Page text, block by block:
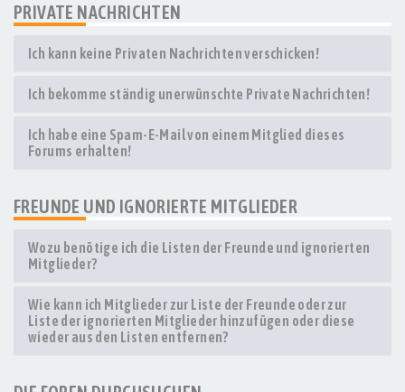
PRIVATE NACHRICHTEN
Ich kann keine Privaten Nachrichten verschicken!
Ich bekomme ständig unerwünschte Private Nachrichten!
Ich habe eine Spam-E-Mail von einem Mitglied dieses
Forums erhalten!
FREUNDE UND IGNORIERTE MITGLIEDER
Wozu benötige ich die Listen der Freunde und ignorierten
Mitglieder?
Wie kann ich Mitglieder zur Liste der Freunde oder zur
Liste der ignorierten Mitglieder hinzufügen oder diese
wieder aus den Listen entfernen?